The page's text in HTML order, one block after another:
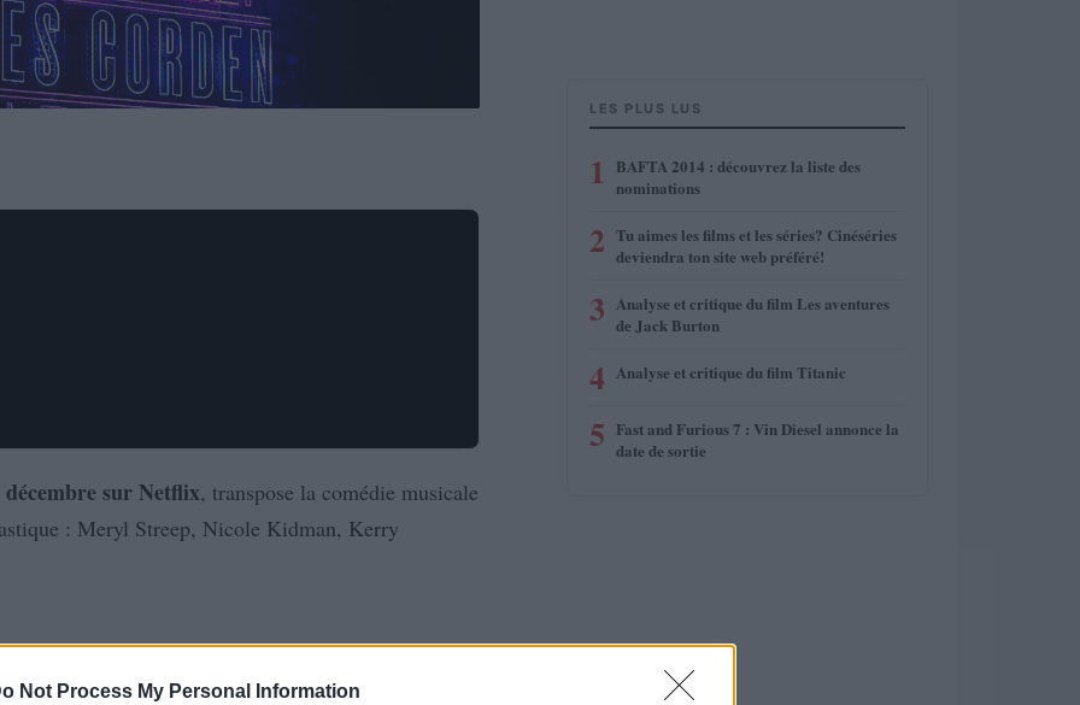
Not Process My Personal Information
décembre sur Netflix, transpose la comédie musicale
: Meryl Streep, Nicole Kidman, Kerry
LES PLUS LUS
1
BAFTA 2014 : découvrez la liste des
nominations
2 Tu aimes les films et les séries? Cinéséries
deviendra ton site web préféré!
3 Analyse et critique du film Les aventures
de Jack Burton
4 Analyse et critique du film Titanic
5 Fast and Furious 7 : Vin Diesel annonce la
date de sortie